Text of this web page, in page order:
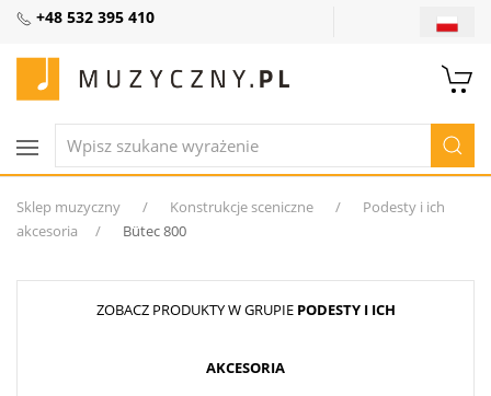
+48 532 395 410
Sklep muzyczny Konstrukcje sceniczne
Podesty i ich
akcesoria
Bütec 800
ZOBACZ PRODUKTY W GRUPIE PODESTY I ICH
AKCESORIA